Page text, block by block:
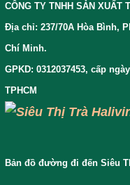
CÔNG TY TNHH SẢN XUẤT
Địa chỉ: 237/70A Hòa Bình,
Chí Minh.
GPKD: 0312037453, cấp
TPHCM
Bản đồ đường đi đến Siêu